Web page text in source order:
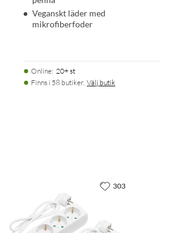
Veganskt läder med
mikrofiberfoder
Online: 20+ st
Finns i 58 butiker. Välj butik
303